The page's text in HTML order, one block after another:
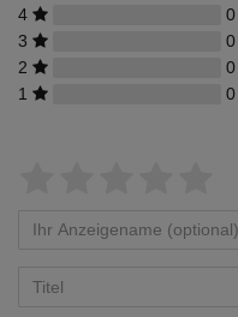
4
0
3
0
2
0
1
0